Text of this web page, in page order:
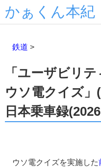
かぁくん本紀
鉄道 >
「ユーザビリ
ウソ電クイズ
日本乗車録
ウソ電クイズを実施した